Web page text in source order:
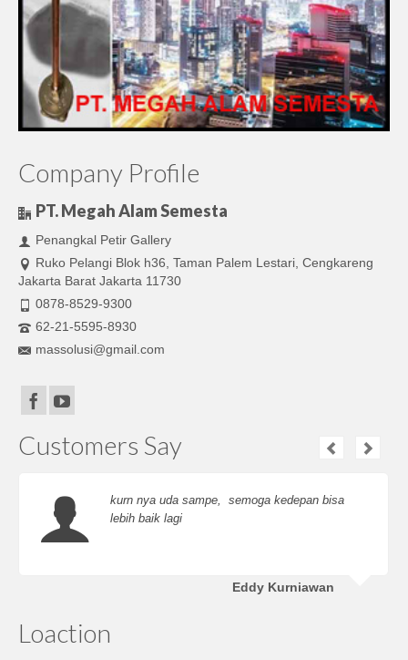
Company Profile
PT. Megah Alam Semesta
Penangkal Petir Gallery
Ruko Pelangi Blok h36, Taman Palem Lestari, Cengkareng
Jakarta Barat Jakarta 11730
0878-8529-9300
62-21-5595-8930
massolusi@gmail.com
Customers Say
kurn nya uda sampe, semoga kedepan bisa
lebih baik lagi
Eddy Kurniawan
Loaction